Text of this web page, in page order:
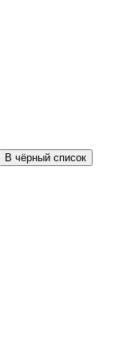
В чёрный список